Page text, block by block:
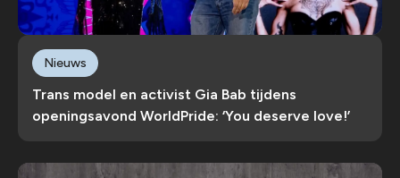
Trans model en activist Gia Bab tijdens
openingsavond WorldPride: ‘You deserve love!’
Nieuws